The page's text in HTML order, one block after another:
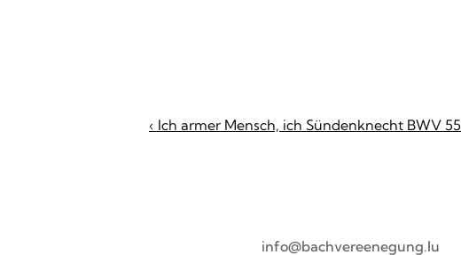
‹ Ich armer Mensch, ich Sündenknecht BWV 55
info@bachvereenegung.lu